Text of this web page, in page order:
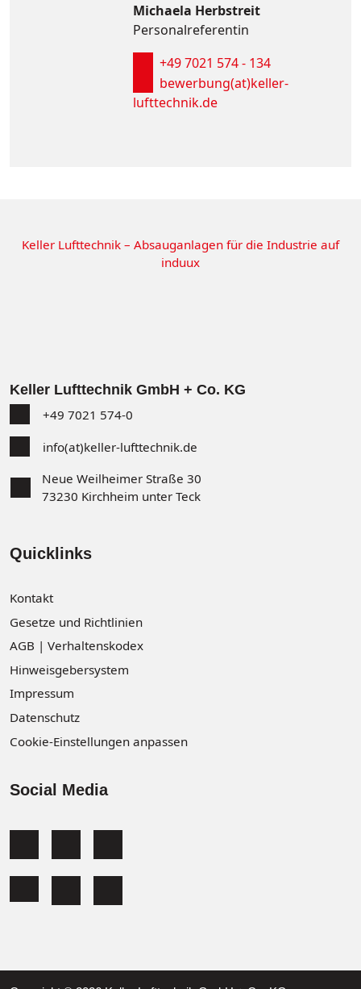
Michaela Herbstreit
Personalreferentin
+49 7021 574 - 134
bewerbung(at)keller-
lufttechnik.de
Keller Lufttechnik – Absauganlagen für die Industrie auf
induux
Keller Lufttechnik GmbH + Co. KG
+49 7021 574-0
info(at)keller-lufttechnik.de
Neue Weilheimer Straße 30
73230 Kirchheim unter Teck
Quicklinks
Kontakt
Gesetze und Richtlinien
AGB | Verhaltenskodex
Hinweisgebersystem
Impressum
Datenschutz
Cookie-Einstellungen anpassen
Social Media